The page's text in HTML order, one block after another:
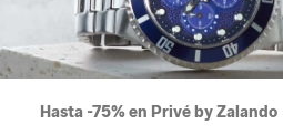
Hasta -75% en Privé by Zalando